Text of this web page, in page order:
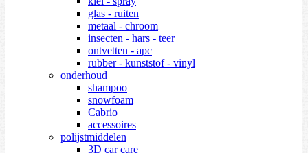
glas - ruiten
metaal - chroom
insecten - hars - teer
ontvetten - apc
rubber - kunststof - vinyl
onderhoud
shampoo
snowfoam
Cabrio
accessoires
polijstmiddelen
3D car care